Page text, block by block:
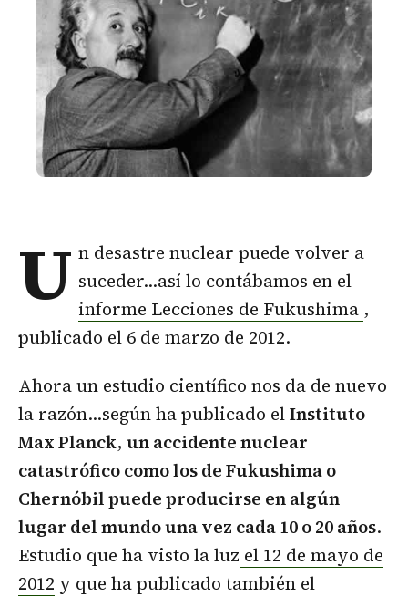
U n desastre nuclear puede volver a
suceder…así lo contábamos en el
informe Lecciones de Fukushima ,
publicado el 6 de marzo de 2012.
Ahora un estudio científico nos da de nuevo
la razón…según ha publicado elInstituto
Max Planck, un accidente nuclear
catastrófico como los de Fukushima o
Chernóbil puede producirse en algún
lugar del mundo una vez cada 10 o 20 años.
Estudio que ha visto la luz el 12 de mayo de
2012 y que ha publicado también el